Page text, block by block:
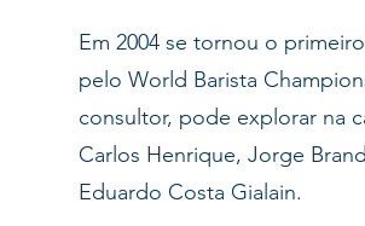
Em 2004 se tornou o
pelo World Barista
consultor, pode explorar na
Carlos Henrique, Jorge
Eduardo Costa Gialain.